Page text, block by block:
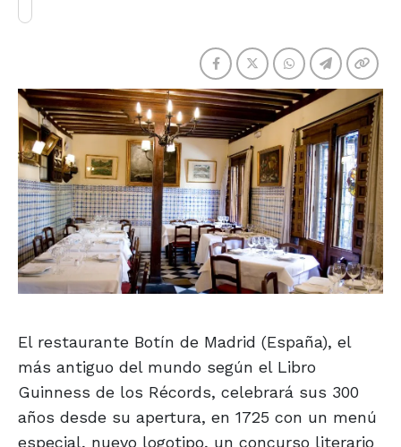
El restaurante Botín de Madrid (España), el
más antiguo del mundo según el Libro
Guinness de los Récords, celebrará sus 300
años desde su apertura, en 1725 con un menú
especial, nuevo logotipo, un concurso literario